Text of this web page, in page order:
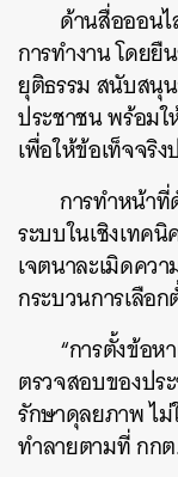
ด้านสื่อออนไ
การทำงาน โดยยื
ยุติธรรม สนับสนุ
ประชาชน พร้อม
เพื่อให้ข้อเท็จจริ
การทำหน้าที่
ระบบในเชิงเทค
เจตนาละเมิดคว
กระบวนการเลือก
“การตั้งข้อห
ตรวจสอบของป
รักษาดุลยภาพ ไม่
ทำลายตามที่ กก